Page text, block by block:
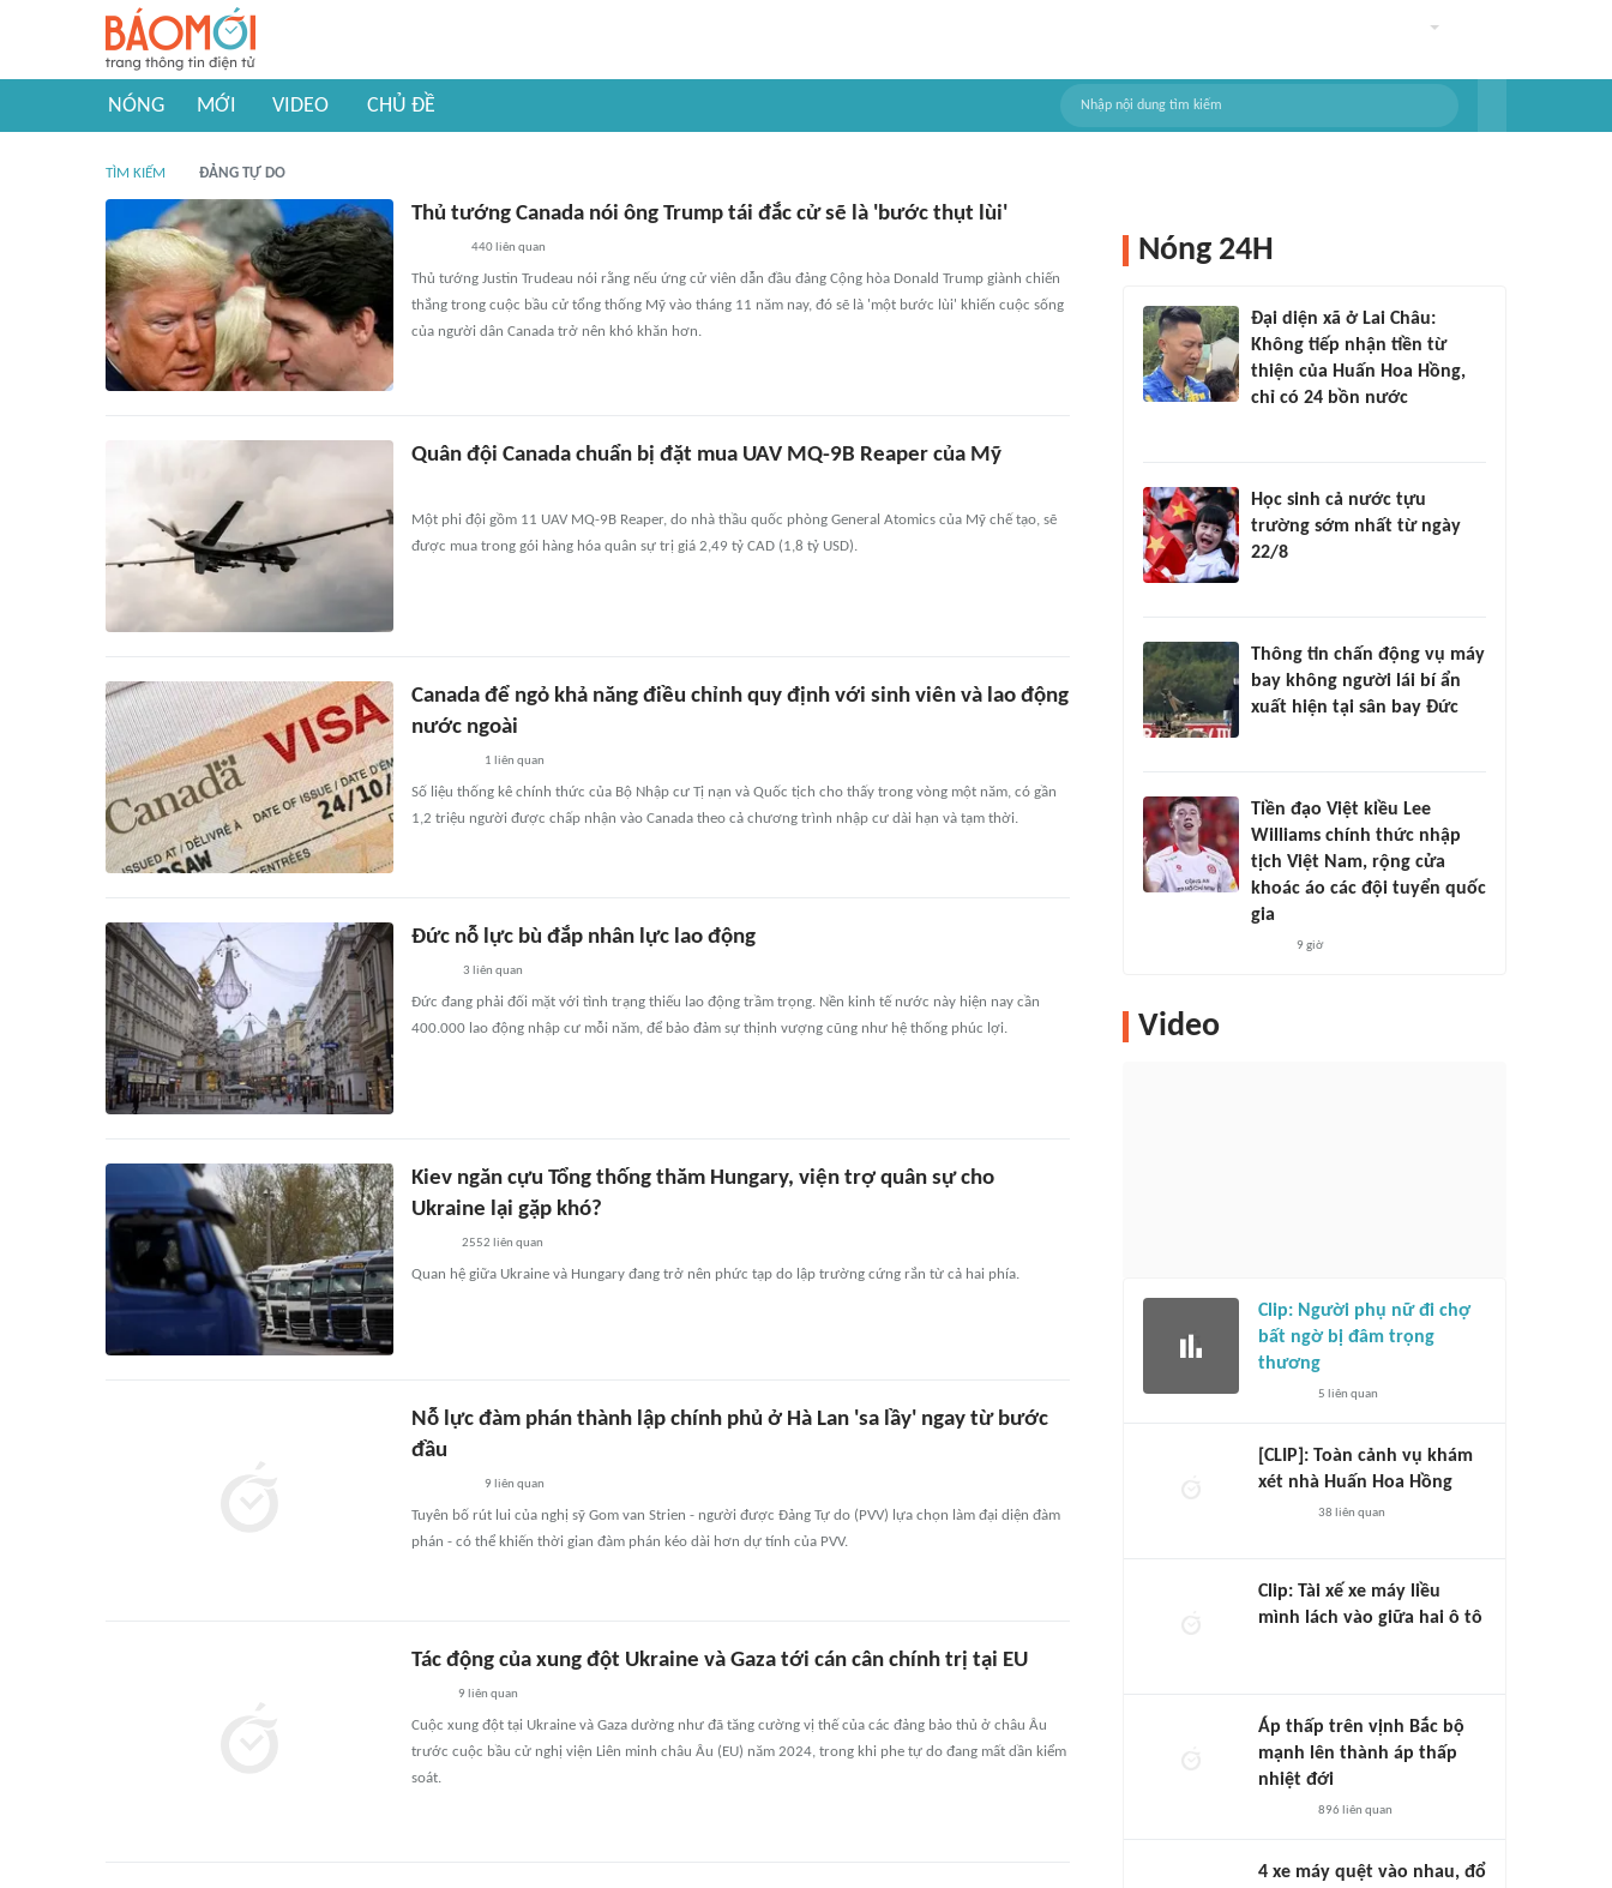
NÓNG MỚI VIDEO CHỦ ĐỀ
TÌM KIẾM ĐẢNG TỰ DO
Thủ tướng Canada nói ông Trump tái đắc cử sẽ là 'bước thụt lùi'
440liên quan
Thủ tướng Justin Trudeau nói rằng nếu ứng cử viên dẫn đầu đảng Cộng hòa Donald Trump giành chiến
thắng trong cuộc bầu cử tổng thống Mỹ vào tháng 11 năm nay, đó sẽ là 'một bước lùi' khiến cuộc sống
của người dân Canada trở nên khó khăn hơn.
Quân đội Canada chuẩn bị đặt mua UAV MQ-9B Reaper của Mỹ
Một phi đội gồm 11 UAV MQ-9B Reaper, do nhà thầu quốc phòng General Atomics của Mỹ chế tạo, sẽ
được mua trong gói hàng hóa quân sự trị giá 2,49 tỷ CAD (1,8 tỷ USD).
Canada để ngỏ khả năng điều chỉnh quy định với sinh viên và lao động
nước ngoài
1 liên quan
Số liệu thống kê chính thức của Bộ Nhập cư Tị nạn và Quốc tịch cho thấy trong vòng một năm, có gần
1,2 triệu người được chấp nhận vào Canada theo cả chương trình nhập cư dài hạn và tạm thời.
Đức nỗ lực bù đắp nhân lực lao động
3 liên quan
Đức đang phải đối mặt với tình trạng thiếu lao động trầm trọng. Nền kinh tế nước này hiện nay cần
400.000 lao động nhập cư mỗi năm, để bảo đảm sự thịnh vượng cũng như hệ thống phúc lợi.
Kiev ngăn cựu Tổng thống thăm Hungary, viện trợ quân sự cho
Ukraine lại gặp khó?
2552 liên quan
Quan hệ giữa Ukraine và Hungary đang trở nên phức tạp do lập trường cứng rắn từ cả hai phía.
Nỗ lực đàm phán thành lập chính phủ ở Hà Lan 'sa lầy' ngay từ bước
đầu
9 liên quan
Tuyên bố rút lui của nghị sỹ Gom van Strien - người được Đảng Tự do (PVV) lựa chọn làm đại diện đàm
phán - có thể khiến thời gian đàm phán kéo dài hơn dự tính của PVV.
Tác động của xung đột Ukraine và Gaza tới cán cân chính trị tại EU
9 liên quan
Cuộc xung đột tại Ukraine và Gaza dường như đã tăng cường vị thế của các đảng bảo thủ ở châu Âu
trước cuộc bầu cử nghị viện Liên minh châu Âu (EU) năm 2024, trong khi phe tự do đang mất dần kiểm
soát.
Nóng 24H
Đại diện xã ở Lai Châu:
Không tiếp nhận tiền từ
thiện của Huấn Hoa Hồng,
chỉ có 24 bồn nước
Học sinh cả nước tựu
trường sớm nhất từ ngày
22/8
Thông tin chấn động vụ máy
bay không người lái bí ẩn
xuất hiện tại sân bay Đức
Tiền đạo Việt kiều Lee
Williams chính thức nhập
tịch Việt Nam, rộng cửa
khoác áo các đội tuyển quốc
gia
9 giờ
Video
Clip: Người phụ nữ đi chợ
bất ngờ bị đâm trọng
thương
5 liên quan
[CLIP]: Toàn cảnh vụ khám
xét nhà Huấn Hoa Hồng
38 liên quan
Clip: Tài xế xe máy liều
mình lách vào giữa hai ô tô
Áp thấp trên vịnh Bắc bộ
mạnh lên thành áp thấp
nhiệt đới
896 liên quan
4 xe máy quệt vào nhau, đổ